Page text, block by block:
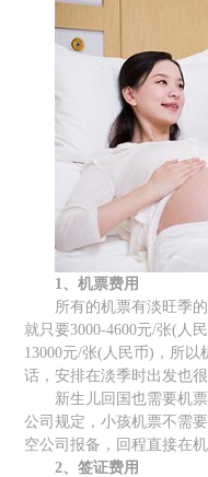
1、机票费用
所有的机票有淡旺季
就只要3000-4600元/张(人
13000元/张(人民币)，所
话，安排在淡季时出发也很
新生儿回国也需要机
公司规定，小孩机票不需
空公司报备，回程直接在
2、签证费用